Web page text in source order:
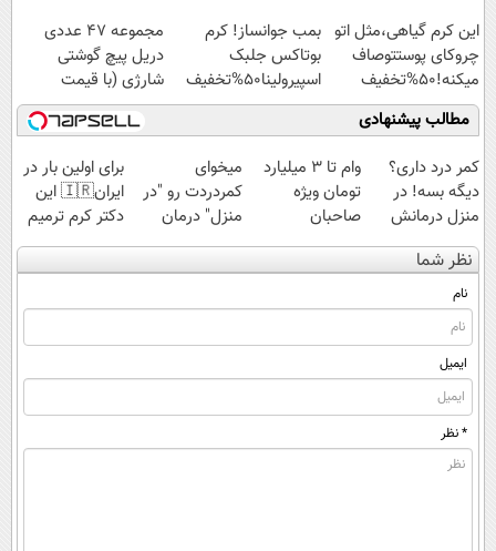
این کرم گیاهی،مثل اتو
چروکای پوستتوصاف
میکنه!50%تخفیف
بمب جوانساز! کرم
بوتاکس جلبک
اسپیرولینا50%تخفیف
مجموعه 47 عددی
دریل پیچ گوشتی
شارژی‌ (با قیمت
فوق‌العاده)
مطالب پیشنهادی
کمر درد داری؟
دیگه بسه! در
منزل درمانش
کن
(◀پرسش‌نامه)
وام تا ۳ میلیارد
تومان ویژه
صاحبان
فروشگاه‌های
آنلاین و حضوری
میخوای
کمردردت رو "در
منزل" درمان
کنی؟ (◂فیلم +
◂پرسش‌نامه)
برای اولین بار در
ایران🇮🇷 این
دکتر کرم ترمیم
کننده 23 روزه
ساخت!
نظر شما
نام
ایمیل
* نظر